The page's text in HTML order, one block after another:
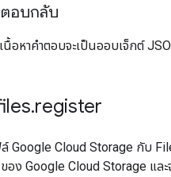
ตอบกลับ
นื้อหาคำตอบจะเป็นออบเจ็กต์
.register
Google Cloud Storage กับ
อง Google Cloud Storage และ